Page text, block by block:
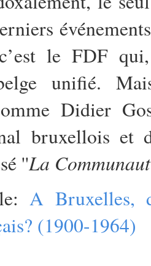
le FDF
unifié.
Didier
bruxellois et
''La
A Bruxelles,
(1900-1964)